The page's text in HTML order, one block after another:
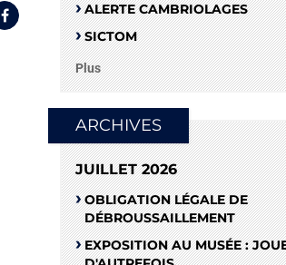
ALERTE CAMBRIOLAGES
SICTOM
Plus
ARCHIVES
JUILLET 2026
OBLIGATION LÉGALE DE
DÉBROUSSAILLEMENT
EXPOSITION AU MUSÉE :